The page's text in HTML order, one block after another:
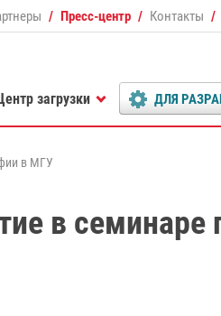
Пресс-центр Контакты
загрузки ДЛЯ
в МГУ
в семинаре